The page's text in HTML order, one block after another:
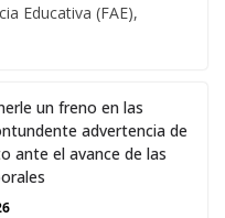
Educativa (FAE),
un freno en las
advertencia de
ante el avance de las